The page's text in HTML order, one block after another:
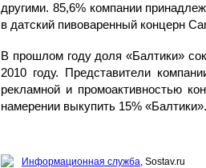
другими. 85,6% компании
в датский пивоваренный концерн
В прошлом году доля «Балтики»
2010 году. Представители
рекламной и промоактивностью
намерении выкупить 15% «Балтики».
Информационная служба, Sostav.ru